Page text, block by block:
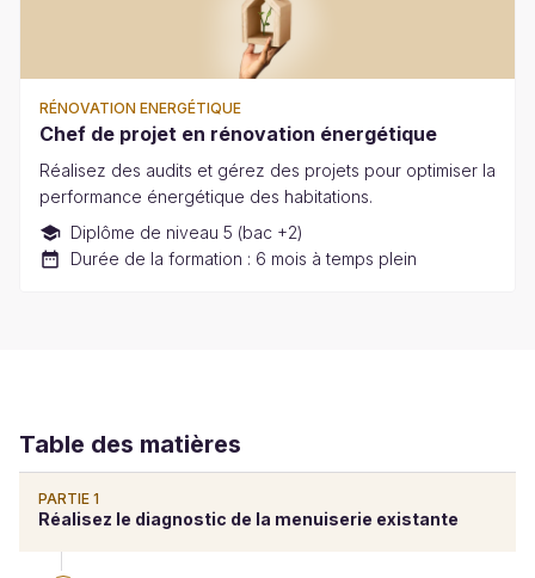
RÉNOVATION ENERGÉTIQUE
Chef de projet en rénovation énergétique
Réalisez des audits et gérez des projets pour optimiser la
performance énergétique des habitations.
Diplôme de niveau 5 (bac +2)
Durée de la formation : 6 mois à temps plein
Table des matières
PARTIE 1
Réalisez le diagnostic de la menuiserie existante